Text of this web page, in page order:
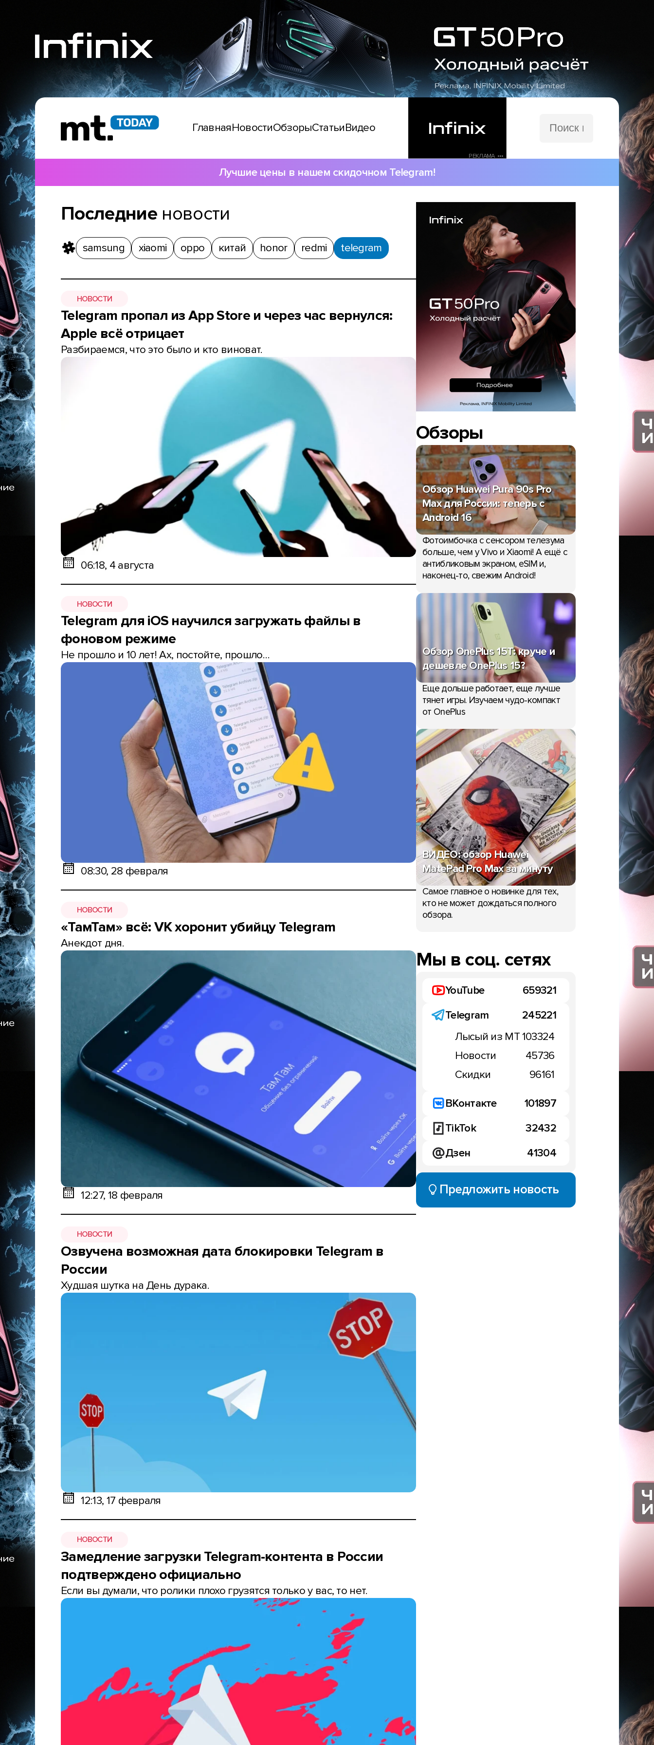
ГлавнаяНовостиОбзорыСтатьиВидео
РЕКЛАМА •••
сайту
Лучшие цены в нашем скидочном Telegram!
Последниеновости
samsung xiaomi oppo китай honor redmi telegram
НОВОСТИ
Telegram пропал из App Store и через час вернулся:
Apple всё отрицает
Разбираемся, что это было и кто виноват.
06:18, 4 августа
НОВОСТИ
Telegram для iOS научился загружать файлы в
фоновом режиме
Не прошло и 10 лет! Ах, постойте, прошло…
08:30, 28 февраля
НОВОСТИ
«ТамТам» всё: VK хоронит убийцу Telegram
Анекдот дня.
12:27, 18 февраля
НОВОСТИ
Озвучена возможная дата блокировки Telegram в
России
Худшая шутка на День дурака.
12:13, 17 февраля
НОВОСТИ
Замедление загрузки Telegram-контента в России
подтверждено официально
Если вы думали, что ролики плохо грузятся только у вас, то нет.
Обзоры
Обзор Huawei Pura 90s Pro
Max для России: теперь с
Android 16
Фотоимбочка с сенсором телезума
больше, чем у Vivo и Xiaomi! А ещё с
антибликовым экраном, eSIM и,
наконец-то, свежим Android!
Обзор OnePlus 15T: круче и
дешевле OnePlus 15?
Еще дольше работает, еще лучше
тянет игры. Изучаем чудо-компакт
от OnePlus
ВИДЕО: обзор Huawei
MatePad Pro Max за минуту
Самое главное о новинке для тех,
кто не может дождаться полного
обзора.
Мы в соц. сетях
YouTube
659321
Telegram
245221
Лысый из МТ103324
Новости
45736
Скидки
96161
ВКонтакте
101897
TikTok
32432
Дзен
41304
Предложить новость